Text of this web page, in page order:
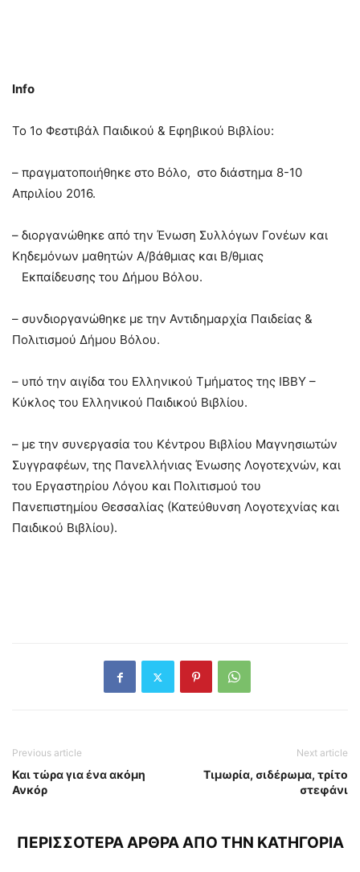
Info
Το 1ο Φεστιβάλ Παιδικού & Εφηβικού Βιβλίου:
– πραγματοποιήθηκε στο Βόλο, στο διάστημα 8-10
Απριλίου 2016.
– διοργανώθηκε από την Ένωση Συλλόγων Γονέων και
Κηδεμόνων μαθητών Α/βάθμιας και Β/θμιας
Εκπαίδευσης του Δήμου Βόλου.
– συνδιοργανώθηκε με την Αντιδημαρχία Παιδείας &
Πολιτισμού Δήμου Βόλου.
– υπό την αιγίδα του Ελληνικού Τμήματος της IBBY –
Κύκλος του Ελληνικού Παιδικού Βιβλίου.
– με την συνεργασία του Κέντρου Βιβλίου Μαγνησιωτών
Συγγραφέων, της Πανελλήνιας Ένωσης Λογοτεχνών, και
του Εργαστηρίου Λόγου και Πολιτισμού του
Πανεπιστημίου Θεσσαλίας (Κατεύθυνση Λογοτεχνίας και
Παιδικού Βιβλίου).
Previous article
Και τώρα για ένα ακόμη
Ανκόρ
Next article
Τιμωρία, σιδέρωμα, τρίτο
στεφάνι
ΠΕΡΙΣΣΟΤΕΡΑ ΑΡΘΡΑ ΑΠΟ ΤΗΝ ΚΑΤΗΓΟΡΙΑ